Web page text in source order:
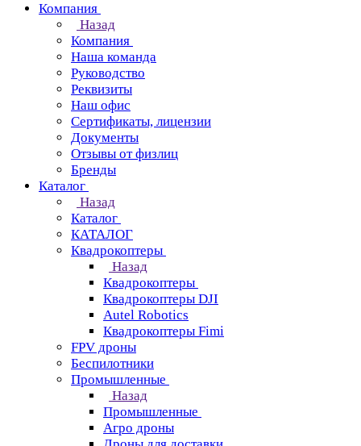
Компания
Назад
Компания
Наша команда
Руководство
Реквизиты
Наш офис
Сертификаты, лицензии
Документы
Отзывы от физлиц
Бренды
Каталог
Назад
Каталог
КАТАЛОГ
Квадрокоптеры
Назад
Квадрокоптеры
Квадрокоптеры DJI
Autel Robotics
Квадрокоптеры Fimi
FPV дроны
Беспилотники
Промышленные
Назад
Промышленные
Агро дроны